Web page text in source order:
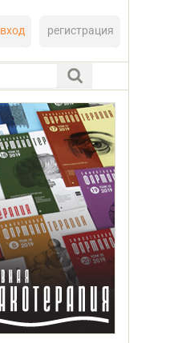
вход регистрация